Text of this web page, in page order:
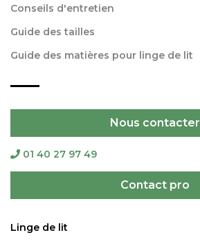
Conseils d'entretien
Guide des tailles
Guide des matières pour linge de lit
Nous contacter
01 40 27 97 49
Contact pro
Linge de lit